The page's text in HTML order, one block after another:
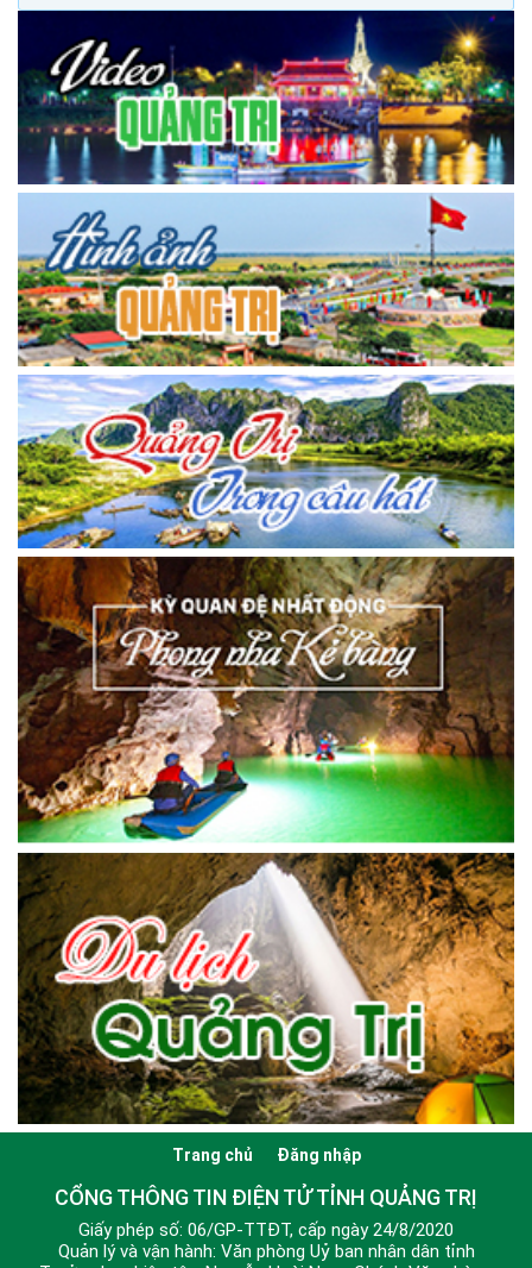
Trang chủ Đăng nhập
CỔNG THÔNG TIN ĐIỆN TỬ TỈNH QUẢNG TRỊ
Giấy phép số: 06/GP-TTĐT, cấp ngày 24/8/2020
Quản lý và vận hành: Văn phòng Uỷ ban nhân dân tỉnh